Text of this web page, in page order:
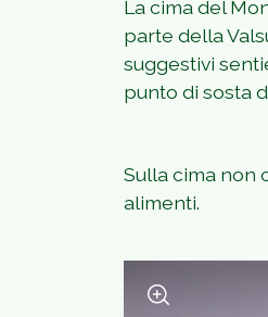
La cima del
parte della
suggestivi
punto di sosta
Sulla cima non
alimenti.